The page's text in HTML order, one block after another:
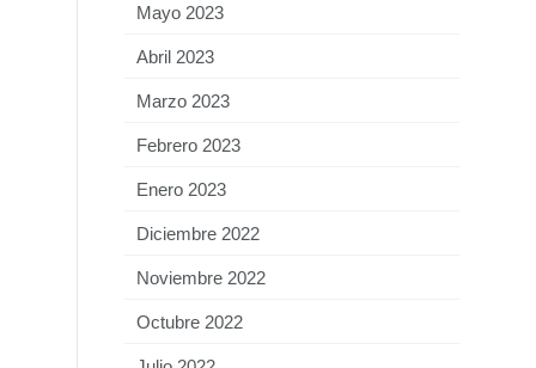
Mayo 2023
Abril 2023
Marzo 2023
Febrero 2023
Enero 2023
Diciembre 2022
Noviembre 2022
Octubre 2022